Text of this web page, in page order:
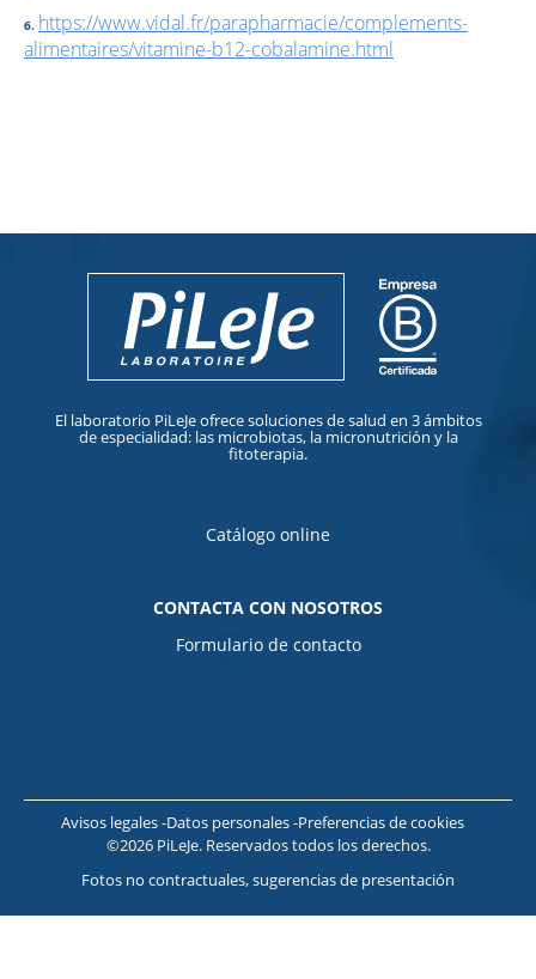
https://www.vidal.fr/parapharmacie/complements-
alimentaires/vitamine-b12-cobalamine.html
El laboratorio PiLeJe ofrece soluciones de salud en 3 ámbitos
de especialidad: las microbiotas, la micronutrición y la
fitoterapia.
Catálogo online
CONTACTA CON NOSOTROS
Formulario de contacto
Avisos legales Datos personales Preferencias de cookies
©2026 PiLeJe. Reservados todos los derechos.
Fotos no contractuales, sugerencias de presentación